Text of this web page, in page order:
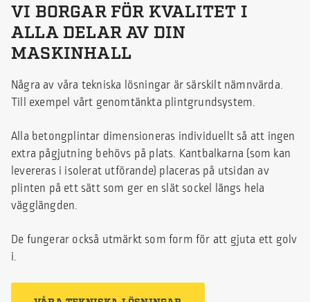
VI BORGAR FÖR KVALITET I
ALLA DELAR AV DIN
MASKINHALL
Några av våra tekniska lösningar är särskilt nämnvärda.
Till exempel vårt genomtänkta plintgrundsystem.
Alla betongplintar dimensioneras individuellt så att ingen
extra pågjutning behövs på plats. Kantbalkarna (som kan
levereras i isolerat utförande) placeras på utsidan av
plinten på ett sätt som ger en slät sockel längs hela
vägglängden.
De fungerar också utmärkt som form för att gjuta ett golv
i.